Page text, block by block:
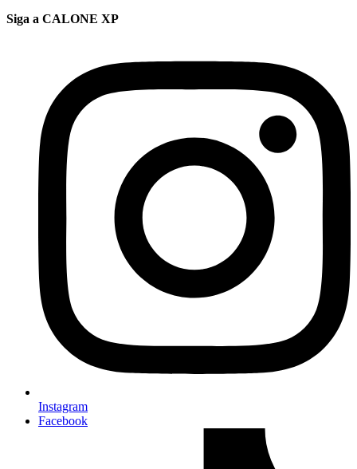
Siga a CALONE XP
Instagram
Facebook